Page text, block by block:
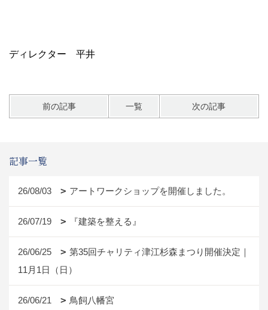
ディレクター 平井
前の記事 一覧 次の記事
記事一覧
26/08/03 アートワークショップを開催しました。
26/07/19 『建築を整える』
26/06/25
第35回チャリティ津江杉森まつり開催決定｜
11月1日（日）
26/06/21 鳥飼八幡宮